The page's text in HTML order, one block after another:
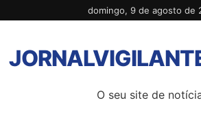
para
conteúdo
domingo, 9 de agosto de
O seu site de